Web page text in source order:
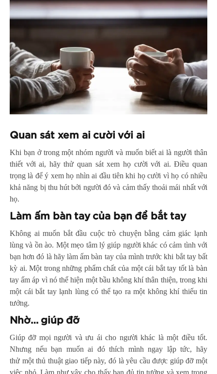
Quan sát xem ai cười với ai
Khi bạn ở trong một nhóm người và muốn biết ai là người thân
thiết với ai, hãy thử quan sát xem họ cười với ai. Điều quan
trọng là để ý xem họ nhìn ai đầu tiên khi họ cười vì họ có nhiều
khả năng bị thu hút bởi người đó và cảm thấy thoải mái nhất với
họ.
Làm ấm bàn tay của bạn để bắt tay
Không ai muốn bắt đầu cuộc trò chuyện bằng cảm giác lạnh
lùng và ồn ào. Một mẹo tâm lý giúp người khác có cảm tình với
bạn hơn đó là hãy làm ấm bàn tay của mình trước khi bắt tay bất
kỳ ai. Một trong những phẩm chất của một cái bắt tay tốt là bàn
tay ấm áp vì nó thể hiện một bầu không khí thân thiện, trong khi
một cái bắt tay lạnh lùng có thể tạo ra một không khí thiếu tin
tưởng.
Nhờ… giúp đỡ
Giúp đỡ mọi người và ưu ái cho người khác là một điều tốt.
Nhưng nếu bạn muốn ai đó thích mình ngay lập tức, hãy
thử một thủ thuật giao tiếp này, đó là yêu cầu được giúp đỡ một
việc nhỏ. Làm như vậy cho thấy bạn đủ tin tưởng và xem trọng